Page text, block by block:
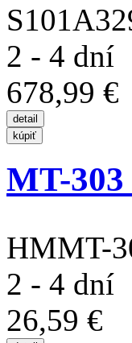
2 - 4 dní
678,99 €
MT-
HMMT-
2 - 4 dní
26,59 €